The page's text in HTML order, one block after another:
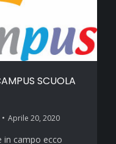
SCUOLA
Aprile 20, 2020
in campo ecco